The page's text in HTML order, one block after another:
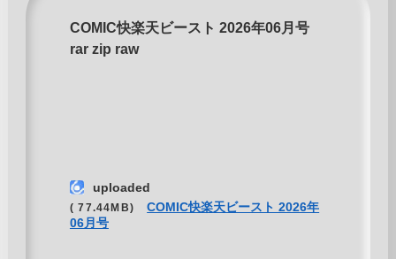
COMIC快楽天ビースト 2026年06月号
rar zip raw
uploaded
( 77.44MB)
COMIC快楽天ビースト 2026年
06月号